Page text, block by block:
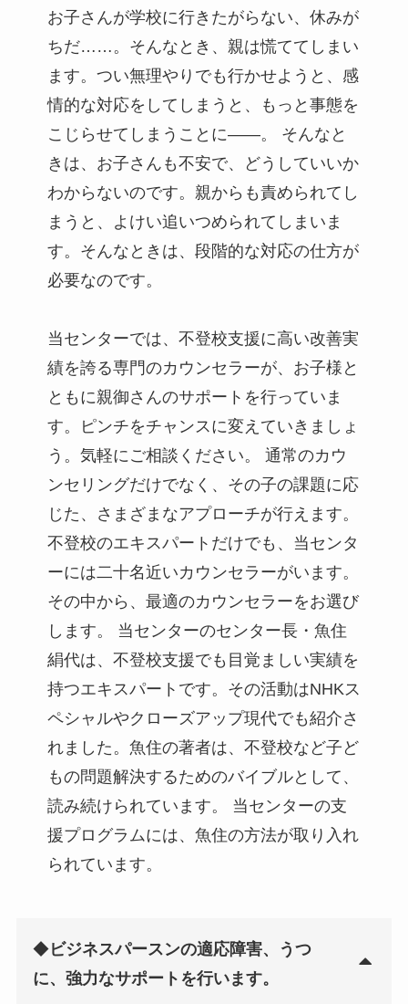
お子さんが学校に行きたがらない、休みが
ちだ……。そんなとき、親は慌ててしまい
ます。つい無理やりでも行かせようと、感
情的な対応をしてしまうと、もっと事態を
こじらせてしまうことに――。 そんなと
きは、お子さんも不安で、どうしていいか
わからないのです。親からも責められてし
まうと、よけい追いつめられてしまいま
す。そんなときは、段階的な対応の仕方が
必要なのです。
当センターでは、不登校支援に高い改善実
績を誇る専門のカウンセラーが、お子様と
ともに親御さんのサポートを行っていま
す。ピンチをチャンスに変えていきましょ
う。気軽にご相談ください。 通常のカウ
ンセリングだけでなく、その子の課題に応
じた、さまざまなアプローチが行えます。
不登校のエキスパートだけでも、当センタ
ーには二十名近いカウンセラーがいます。
その中から、最適のカウンセラーをお選び
します。 当センターのセンター長・魚住
絹代は、不登校支援でも目覚ましい実績を
持つエキスパートです。その活動はNHKス
ペシャルやクローズアップ現代でも紹介さ
れました。魚住の著者は、不登校など子ど
もの問題解決するためのバイブルとして、
読み続けられています。 当センターの支
援プログラムには、魚住の方法が取り入れ
られています。
◆ビジネスパースンの適応障害、うつ
に、強力なサポートを行います。